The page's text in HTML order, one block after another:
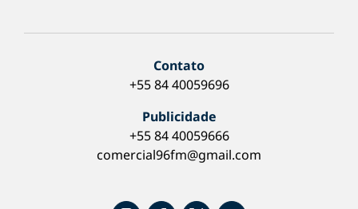
Contato
+55 84 40059696
Publicidade
+55 84 40059666
comercial96fm@gmail.com